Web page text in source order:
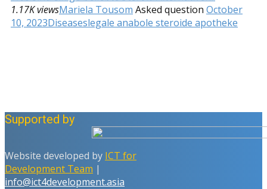
1.17K viewsMariela Tousom Asked question October
10, 2023Diseaseslegale anabole steroide apotheke
Supported by
Website developed by ICT for
Development Team |
info@ict4development.asia